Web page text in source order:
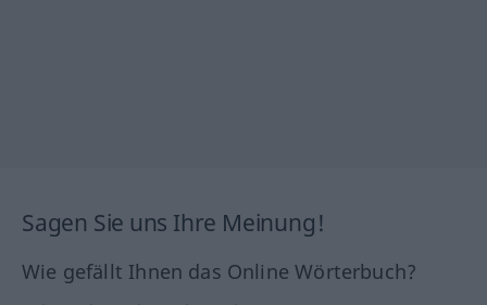
Sagen Sie uns Ihre Meinung!
Wie gefällt Ihnen das Online Wörterbuch?